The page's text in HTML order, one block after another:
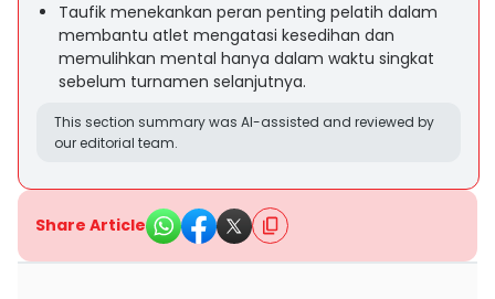
Taufik menekankan peran penting pelatih dalam
membantu atlet mengatasi kesedihan dan
memulihkan mental hanya dalam waktu singkat
sebelum turnamen selanjutnya.
This section summary was AI-assisted and reviewed by
our editorial team.
Share Article